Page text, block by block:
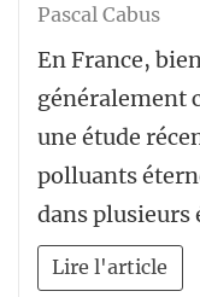
Pascal Cabus
En France,
généralement
une étude
polluants
dans
Lire l'article